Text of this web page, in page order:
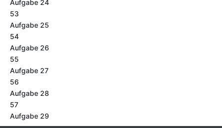
Aufgabe 24
53
Aufgabe 25
54
Aufgabe 26
55
Aufgabe 27
56
Aufgabe 28
57
Aufgabe 29